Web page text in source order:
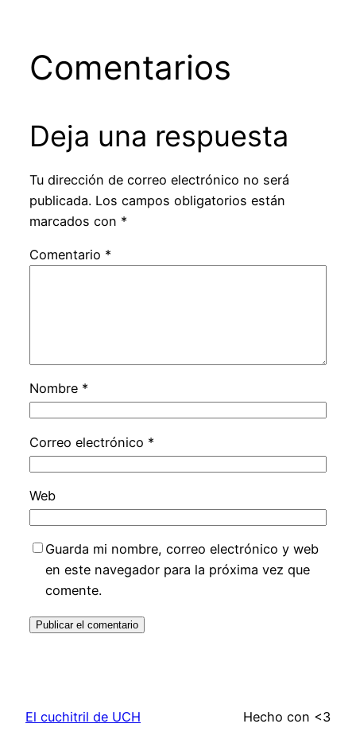
Comentarios
Deja una respuesta
Tu dirección de correo electrónico no será
publicada. Los campos obligatorios están
marcados con *
Comentario *
Nombre *
Correo electrónico *
Web
Guarda mi nombre, correo electrónico y web
en este navegador para la próxima vez que
comente.
El cuchitril de UCH Hecho con <3